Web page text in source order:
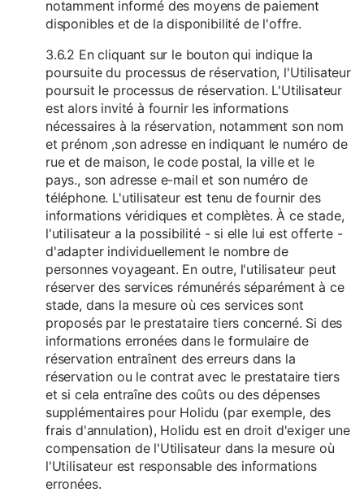
notamment informé des moyens de paiement
disponibles et de la disponibilité de l'offre.
3.6.2 En cliquant sur le bouton qui indique la
poursuite du processus de réservation, l'Utilisateur
poursuit le processus de réservation. L'Utilisateur
est alors invité à fournir les informations
nécessaires à la réservation, notamment son nom
et prénom ,son adresse en indiquant le numéro de
rue et de maison, le code postal, la ville et le
pays., son adresse e-mail et son numéro de
téléphone. L'utilisateur est tenu de fournir des
informations véridiques et complètes. À ce stade,
l'utilisateur a la possibilité - si elle lui est offerte -
d'adapter individuellement le nombre de
personnes voyageant. En outre, l'utilisateur peut
réserver des services rémunérés séparément à ce
stade, dans la mesure où ces services sont
proposés par le prestataire tiers concerné. Si des
informations erronées dans le formulaire de
réservation entraînent des erreurs dans la
réservation ou le contrat avec le prestataire tiers
et si cela entraîne des coûts ou des dépenses
supplémentaires pour Holidu (par exemple, des
frais d'annulation), Holidu est en droit d'exiger une
compensation de l'Utilisateur dans la mesure où
l'Utilisateur est responsable des informations
erronées.